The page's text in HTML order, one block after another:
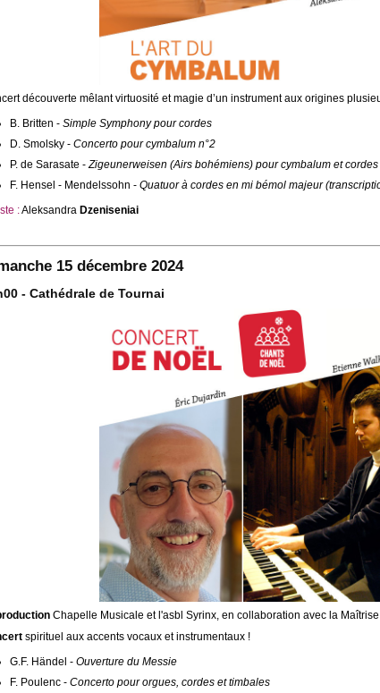
découverte mêlant virtuosité et magie d’un instrument aux origines
B. Britten -Simple Symphony pour cordes
D. Smolsky -Concerto pour cymbalum n°2
P. de Sarasate -Zigeunerweisen (Airs bohémiens) pour cymbalum et cordes
F. Hensel - Mendelssohn -Quatuor à cordes en mi bémol majeur
:Aleksandra Dzeniseniai
15 décembre 2024
- Cathédrale de Tournai
Chapelle Musicale et l'asbl Syrinx, en collaboration avec la
spirituel aux accents vocaux et instrumentaux !
G.F. Händel -Ouverture du Messie
F. Poulenc -Concerto pour orgues, cordes et timbales